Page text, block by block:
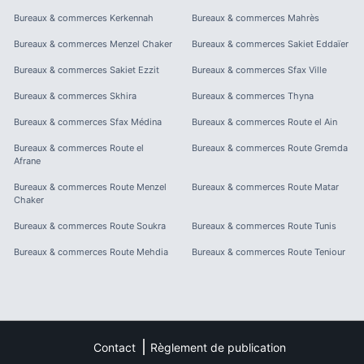
Bureaux & commerces Kerkennah Bureaux & commerces Mahrès
Bureaux & commerces Menzel Chaker Bureaux & commerces Sakiet Eddaïer
Bureaux & commerces Sakiet Ezzit Bureaux & commerces Sfax Ville
Bureaux & commerces Skhira Bureaux & commerces Thyna
Bureaux & commerces Sfax Médina Bureaux & commerces Route el Ain
Bureaux & commerces Route el
Afrane
Bureaux & commerces Route Gremda
Bureaux & commerces Route Menzel
Chaker
Bureaux & commerces Route Matar
Bureaux & commerces Route Soukra Bureaux & commerces Route Tunis
Bureaux & commerces Route Mehdia Bureaux & commerces Route Teniour
Contact Règlement de publication